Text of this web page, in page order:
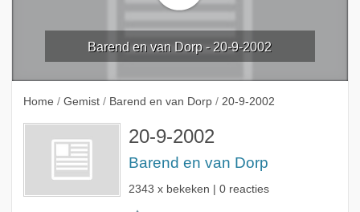
Barend en van Dorp - 20-9-2002
Home / Gemist / Barend en van Dorp / 20-9-2002
20-9-2002
Barend en van Dorp
2343 x bekeken | 0 reacties